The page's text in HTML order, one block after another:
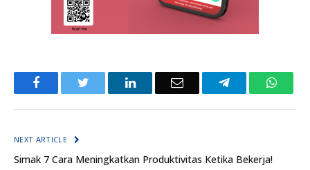
FacebookTwitter LinkedInEmail Telegram
NEXT ARTICLE
Simak 7 Cara Meningkatkan Produktivitas Ketika Bekerja!